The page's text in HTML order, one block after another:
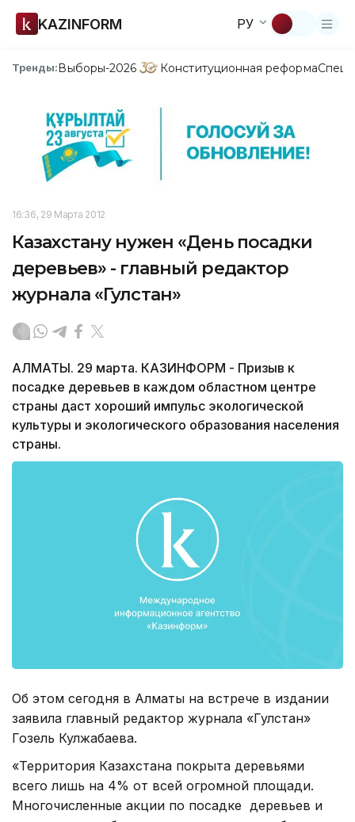
KAZINFORM РУ
Тренды:Выборы-2026 Конституционная реформа
16:36, 29 Марта 2012
Казахстану нужен «День посадки
деревьев» - главный редактор
журнала «Гулстан»
АЛМАТЫ. 29 марта. КАЗИНФОРМ - Призыв к
посадке деревьев в каждом областном центре
страны даст хороший импульс экологической
культуры и экологического образования населения
страны.
Об этом сегодня в Алматы на встрече в издании
заявила главный редактор журнала «Гулстан»
Гозель Кулжабаева.
«Территория Казахстана покрыта деревьями
всего лишь на 4% от всей огромной площади.
Многочисленные акции по посадке деревьев и